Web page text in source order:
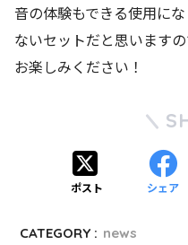
音の体験もできる使用に
ないセットだと思います
お楽しみください！
ポスト シェア
CATEGORY : news